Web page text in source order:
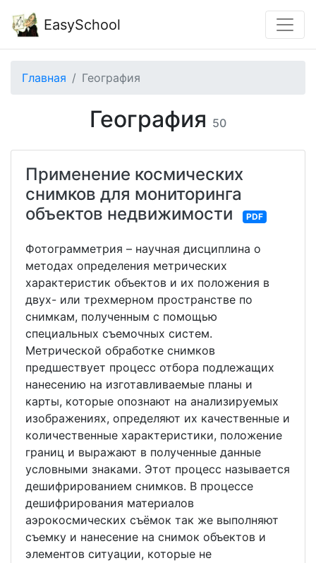
EasySchool
Главная География
География 50
Применение космических
снимков для мониторинга
объектов недвижимости
PDF
Фотограмметрия – научная дисциплина о
методах определения метрических
характеристик объектов и их положения в
двух- или трехмерном пространстве по
снимкам, полученным с помощью
специальных съемочных систем.
Метрической обработке снимков
предшествует процесс отбора подлежащих
нанесению на изготавливаемые планы и
карты, которые опознают на анализируемых
изображениях, определяют их качественные и
количественные характеристики, положение
границ и выражают в полученные данные
условными знаками. Этот процесс называется
дешифрированием снимков. В процессе
дешифрирования материалов
аэрокосмических съёмок так же выполняют
съемку и нанесение на снимок объектов и
элементов ситуации, которые не